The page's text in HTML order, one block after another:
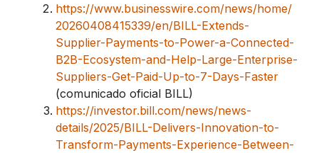
https://www.businesswire.com/news/home/
20260408415339/en/BILL-Extends-
Supplier-Payments-to-Power-a-Connected-
B2B-Ecosystem-and-Help-Large-Enterprise-
Suppliers-Get-Paid-Up-to-7-Days-Faster
(comunicado oficial BILL)
https://investor.bill.com/news/news-
details/2025/BILL-Delivers-Innovation-to-
Transform-Payments-Experience-Between-